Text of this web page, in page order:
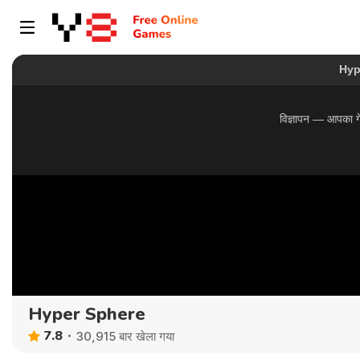
Hyper Sphere
7.8 30,915 बार खेला गया